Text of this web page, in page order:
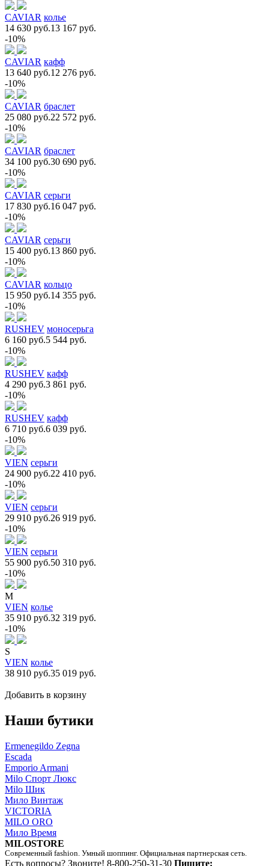
CAVIAR колье
14 630 руб.13 167 руб.
-10%
CAVIAR кафф
13 640 руб.12 276 руб.
-10%
CAVIAR браслет
25 080 руб.22 572 руб.
-10%
CAVIAR браслет
34 100 руб.30 690 руб.
-10%
CAVIAR серьги
17 830 руб.16 047 руб.
-10%
CAVIAR серьги
15 400 руб.13 860 руб.
-10%
CAVIAR кольцо
15 950 руб.14 355 руб.
-10%
RUSHEV моносерьга
6 160 руб.5 544 руб.
-10%
RUSHEV кафф
4 290 руб.3 861 руб.
-10%
RUSHEV кафф
6 710 руб.6 039 руб.
-10%
VIEN серьги
24 900 руб.22 410 руб.
-10%
VIEN серьги
29 910 руб.26 919 руб.
-10%
VIEN серьги
55 900 руб.50 310 руб.
-10%
M
VIEN колье
35 910 руб.32 319 руб.
-10%
S
VIEN колье
38 910 руб.35 019 руб.
Добавить в корзину
Наши бутики
Ermenegildo Zegna
Escada
Emporio Armani
Milo Спорт Люкс
Milo Шик
Мило Винтаж
VICTORIA
MILO ORO
Мило Время
MILOSTORE
Современный fashion. Умный шоппинг. Официальная партнерская сеть.
Есть вопросы? Звоните! 8-800-250-31-30 Пишите: